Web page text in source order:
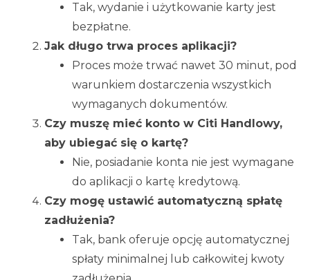
Tak, wydanie i użytkowanie karty jest
bezpłatne.
Jak długo trwa proces aplikacji?
Proces może trwać nawet 30 minut, pod
warunkiem dostarczenia wszystkich
wymaganych dokumentów.
Czy muszę mieć konto w Citi Handlowy,
aby ubiegać się o kartę?
Nie, posiadanie konta nie jest wymagane
do aplikacji o kartę kredytową.
Czy mogę ustawić automatyczną spłatę
zadłużenia?
Tak, bank oferuje opcję automatycznej
spłaty minimalnej lub całkowitej kwoty